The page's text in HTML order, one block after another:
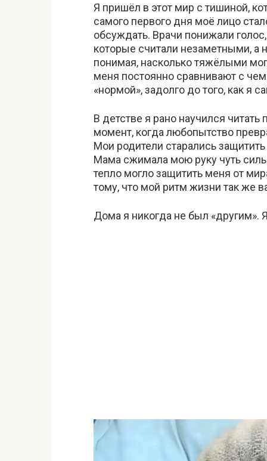
Я пришёл в этот мир с тишиной,
самого первого дня моё лицо
обсуждать. Врачи понижали
которые считали незаметными, а
понимая, насколько тяжёлыми
меня постоянно сравнивают с
«нормой», задолго до того, как я
В детстве я рано научился
момент, когда любопытство
Мои родители старались
Мама сжимала мою руку чуть
тепло могло защитить меня от
тому, что мой ритм жизни так же
Дома я никогда не был «другим».